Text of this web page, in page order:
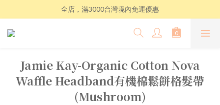
全店，滿3000台灣境內免運優惠
Jamie Kay-Organic Cotton Nova
Waffle Headband有機棉鬆餅格髮帶
(Mushroom)